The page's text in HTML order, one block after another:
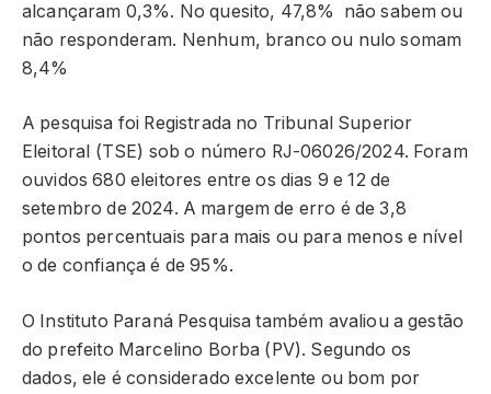
alcançaram 0,3%. No quesito, 47,8% não sabem ou
não responderam. Nenhum, branco ou nulo somam
8,4%
A pesquisa foi Registrada no Tribunal Superior
Eleitoral (TSE) sob o número RJ-06026/2024. Foram
ouvidos 680 eleitores entre os dias 9 e 12 de
setembro de 2024. A margem de erro é de 3,8
pontos percentuais para mais ou para menos e nível
o de confiança é de 95%.
O Instituto Paraná Pesquisa também avaliou a gestão
do prefeito Marcelino Borba (PV). Segundo os
dados, ele é considerado excelente ou bom por